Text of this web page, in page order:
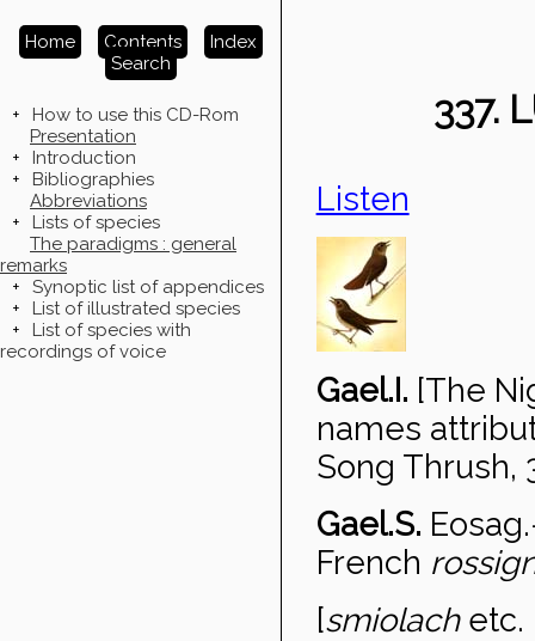
Home Contents
Index
Search
+
How to use this CD-Rom
Presentation
+
Introduction
+
Bibliographies
Abbreviations
+
Lists of species
The paradigms : general
remarks
+
Synoptic list of appendices
+
List of illustrated species
+
List of species with
recordings of voice
337.
Listen
Gael.I. [The
names
Song Thrush,
Gael.S. Eosag
French
[smiolachetc.